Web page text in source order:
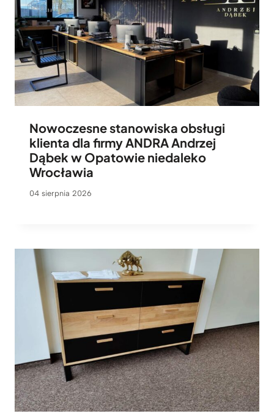
Nowoczesne stanowiska obsługi
klienta dla firmy ANDRA Andrzej
Dąbek w Opatowie niedaleko
Wrocławia
04 sierpnia 2026